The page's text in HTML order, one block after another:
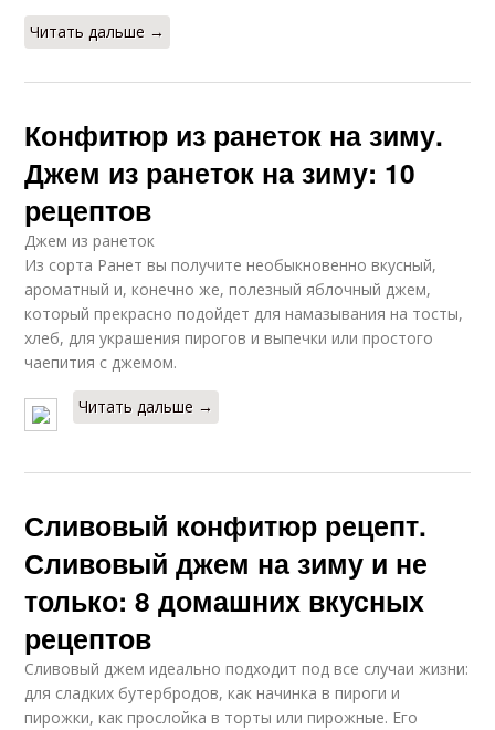
Читать дальше →
Конфитюр из ранеток на зиму.
Джем из ранеток на зиму: 10
рецептов
Джем из ранеток
Из сорта Ранет вы получите необыкновенно вкусный,
ароматный и, конечно же, полезный яблочный джем,
который прекрасно подойдет для намазывания на тосты,
хлеб, для украшения пирогов и выпечки или простого
чаепития с джемом.
Читать дальше →
Сливовый конфитюр рецепт.
Сливовый джем на зиму и не
только: 8 домашних вкусных
рецептов
Сливовый джем идеально подходит под все случаи жизни:
для сладких бутербродов, как начинка в пироги и
пирожки, как прослойка в торты или пирожные. Его